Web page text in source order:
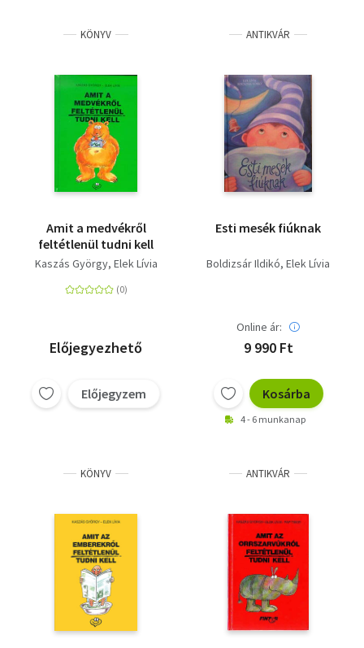
KÖNYV
Amit a medvékről
feltétlenül tudni kell
Kaszás György Elek Lívia
Előjegyezhető
Előjegyzem
ANTIKVÁR
Esti mesék fiúknak
Boldizsár Ildikó Elek Lívia
Online ár:
9 990 Ft
Kosárba
4 - 6 munkanap
KÖNYV ANTIKVÁR